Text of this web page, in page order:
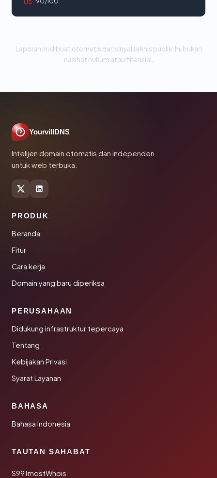
US
Laporan ini dibuat otomatis dari sinyal teknis publik. Ini bukan
nasihat hukum atau finansial.
YourvillDNS
Intelijen domain otomatis dan independen
untuk web terbuka.
PRODUK
Beranda
Fitur
Cara kerja
Domain yang baru diperiksa
PERUSAHAAN
Didukung infrastruktur tepercaya
Tentang
Kebijakan Privasi
Syarat Layanan
BAHASA
Bahasa Indonesia
TAUTAN SAHABAT
S991mostWhois